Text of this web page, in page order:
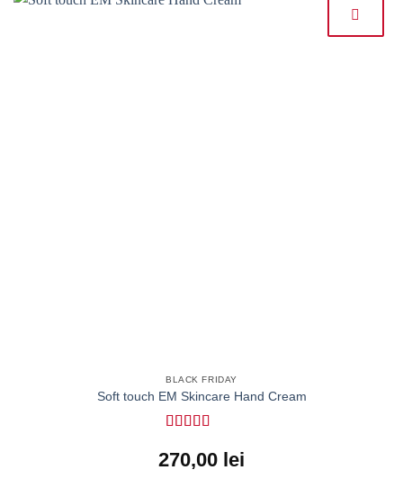
BLACK FRIDAY
Soft touch EM Skincare Hand Cream
of 5
270,00 lei